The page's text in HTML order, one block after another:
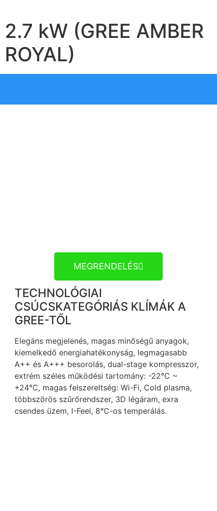
2.7 kW (GREE AMBER
ROYAL)
MEGRENDELÉS
TECHNOLÓGIAI
CSÚCSKATEGÓRIÁS KLÍMÁK A
GREE-TŐL
Elegáns megjelenés, magas minőségű anyagok,
kiemelkedő energiahatékonyság, legmagasabb
A++ és A+++ besorolás, dual-stage kompresszor,
extrém széles működési tartomány: -22°C ~
+24°C, magas felszereltség: Wi-Fi, Cold plasma,
többszörös szűrőrendszer, 3D légáram, exra
csendes üzem, I-Feel, 8°C-os temperálás.